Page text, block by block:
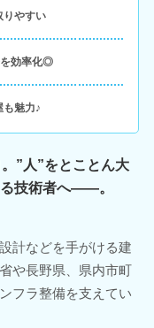
やすい
効率化◎
魅力♪
”人”をとことん大
技術者へ――。
計などを手がける建
や長野県、県内市町
フラ整備を支えてい